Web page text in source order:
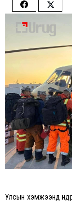
Share
on
Share
on
Улсын хэмжээнд